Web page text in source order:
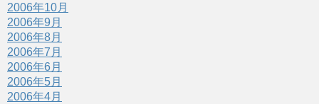
2006年10月
2006年9月
2006年8月
2006年7月
2006年6月
2006年5月
2006年4月